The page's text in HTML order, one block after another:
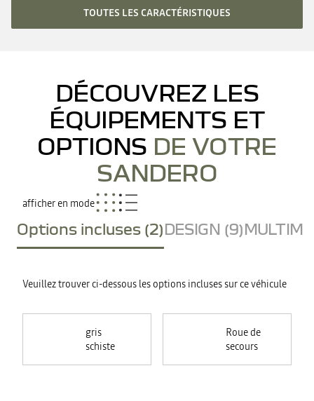
TOUTES LES CARACTÉRISTIQUES
DÉCOUVREZ LES
ÉQUIPEMENTS ET
OPTIONS DE VOTRE
SANDERO
afficher en mode
Options incluses (2)DESIGN (9)
Veuillez trouver ci-dessous les options incluses sur ce véhicule
gris
schiste
Roue de
secours